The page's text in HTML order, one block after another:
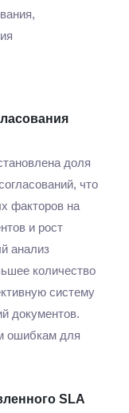
доля
что
факторов на
и рост
анализ
количество
систему
документов.
ошибкам для
SLA